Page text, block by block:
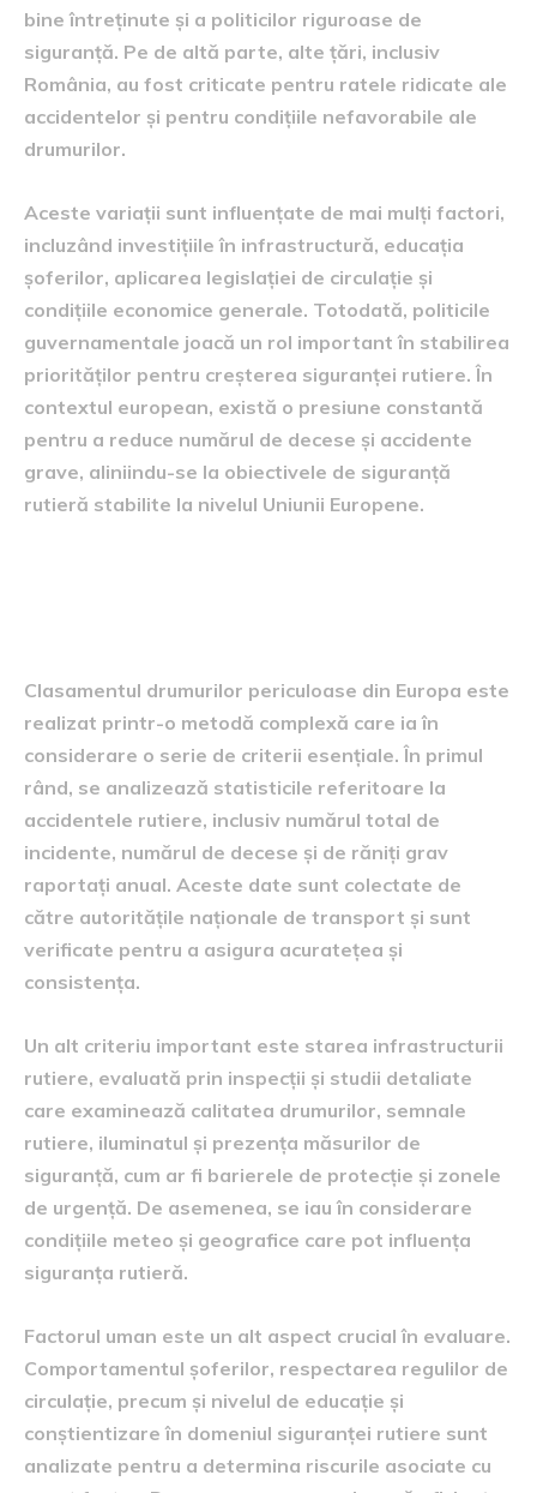
bine întreținute și a politicilor riguroase de
siguranță. Pe de altă parte, alte țări, inclusiv
România, au fost criticate pentru ratele ridicate ale
accidentelor și pentru condițiile nefavorabile ale
drumurilor.
Aceste variații sunt influențate de mai mulți factori,
incluzând investițiile în infrastructură, educația
șoferilor, aplicarea legislației de circulație și
condițiile economice generale. Totodată, politicile
guvernamentale joacă un rol important în stabilirea
priorităților pentru creșterea siguranței rutiere. În
contextul european, există o presiune constantă
pentru a reduce numărul de decese și accidente
grave, aliniindu-se la obiectivele de siguranță
rutieră stabilite la nivelul Uniunii Europene.
Clasamentul drumurilor periculoase din Europa este
realizat printr-o metodă complexă care ia în
considerare o serie de criterii esențiale. În primul
rând, se analizează statisticile referitoare la
accidentele rutiere, inclusiv numărul total de
incidente, numărul de decese și de răniți grav
raportați anual. Aceste date sunt colectate de
către autoritățile naționale de transport și sunt
verificate pentru a asigura acuratețea și
consistența.
Un alt criteriu important este starea infrastructurii
rutiere, evaluată prin inspecții și studii detaliate
care examinează calitatea drumurilor, semnale
rutiere, iluminatul și prezența măsurilor de
siguranță, cum ar fi barierele de protecție și zonele
de urgență. De asemenea, se iau în considerare
condițiile meteo și geografice care pot influența
siguranța rutieră.
Factorul uman este un alt aspect crucial în evaluare.
Comportamentul șoferilor, respectarea regulilor de
circulație, precum și nivelul de educație și
conștientizare în domeniul siguranței rutiere sunt
analizate pentru a determina riscurile asociate cu